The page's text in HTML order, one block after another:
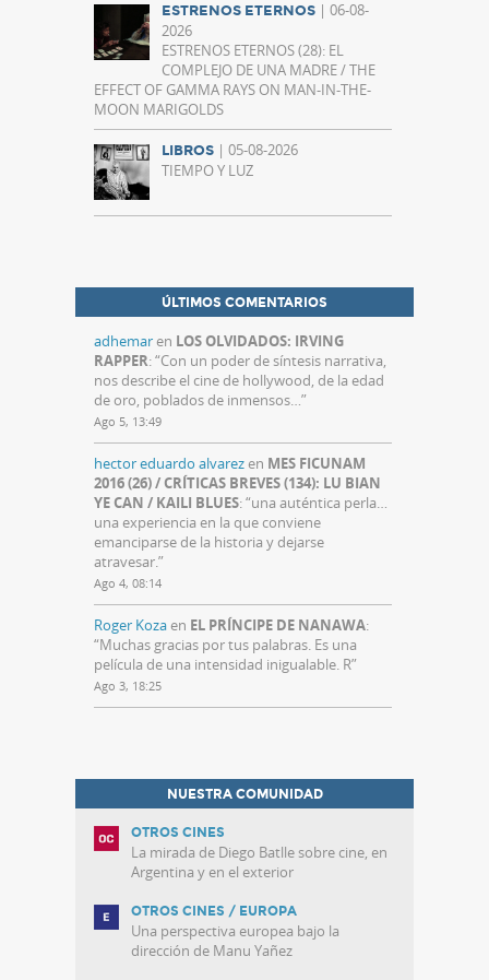
ESTRENOS ETERNOS | 06-08-
2026
ESTRENOS ETERNOS (28): EL
COMPLEJO DE UNA MADRE / THE
EFFECT OF GAMMA RAYS ON MAN-IN-THE-
MOON MARIGOLDS
LIBROS | 05-08-2026
TIEMPO Y LUZ
ÚLTIMOS COMENTARIOS
adhemaren LOS OLVIDADOS: IRVING
RAPPER: “Con un poder de síntesis narrativa,
nos describe el cine de hollywood, de la edad
de oro, poblados de inmensos…”
Ago 5, 13:49
hector eduardo alvarezen MES FICUNAM
2016 (26) / CRÍTICAS BREVES (134): LU BIAN
YE CAN / KAILI BLUES: “una auténtica perla…
una experiencia en la que conviene
emanciparse de la historia y dejarse
atravesar.”
Ago 4, 08:14
Roger Kozaen EL PRÍNCIPE DE NANAWA:
“Muchas gracias por tus palabras. Es una
película de una intensidad inigualable. R”
Ago 3, 18:25
NUESTRA COMUNIDAD
OTROS CINES
La mirada de Diego Batlle sobre cine, en
Argentina y en el exterior
OTROS CINES / EUROPA
Una perspectiva europea bajo la
dirección de Manu Yañez